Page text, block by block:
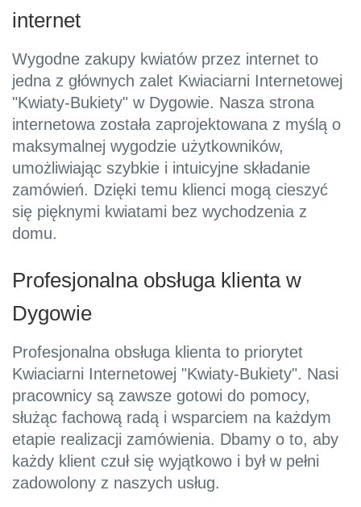
internet
Wygodne zakupy kwiatów przez internet to
jedna z głównych zalet Kwiaciarni Internetowej
"Kwiaty-Bukiety" w Dygowie. Nasza strona
internetowa została zaprojektowana z myślą o
maksymalnej wygodzie użytkowników,
umożliwiając szybkie i intuicyjne składanie
zamówień. Dzięki temu klienci mogą cieszyć
się pięknymi kwiatami bez wychodzenia z
domu.
Profesjonalna obsługa klienta w
Dygowie
Profesjonalna obsługa klienta to priorytet
Kwiaciarni Internetowej "Kwiaty-Bukiety". Nasi
pracownicy są zawsze gotowi do pomocy,
służąc fachową radą i wsparciem na każdym
etapie realizacji zamówienia. Dbamy o to, aby
każdy klient czuł się wyjątkowo i był w pełni
zadowolony z naszych usług.